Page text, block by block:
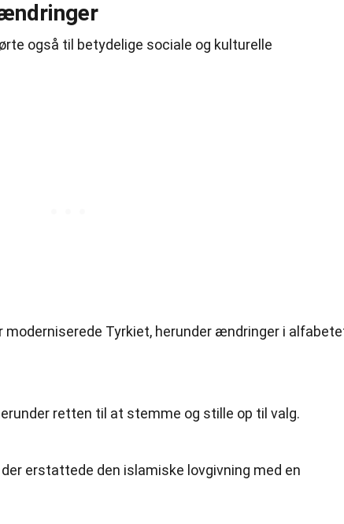
også til betydelige sociale og kulturelle
Tyrkiet, herunder ændringer i
retten til at stemme og stille op til valg.
erstattede den islamiske lovgivning med en